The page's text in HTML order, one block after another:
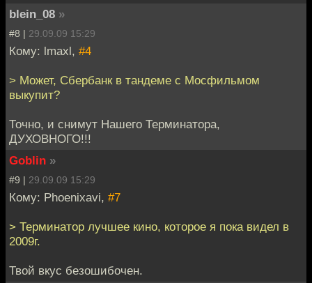
blein_08 »
#8 | 29.09.09 15:29
Кому: lmaxl, #4
> Может, Сбербанк в тандеме с Мосфильмом
выкупит?
Точно, и снимут Нашего Терминатора,
ДУХОВНОГО!!!
Goblin »
#9 | 29.09.09 15:29
Кому: Phoenixavi, #7
> Терминатор лучшее кино, которое я пока видел в
2009г.
Твой вкус безошибочен.